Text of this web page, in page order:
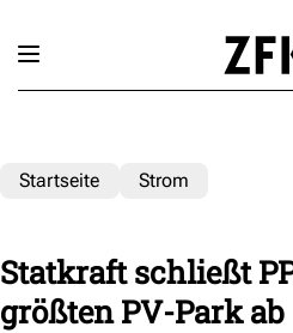
Startseite Strom
Statkraft schließt
größten PV-Park ab